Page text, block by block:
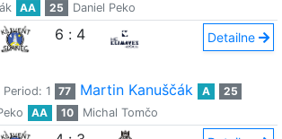
AA 25 Daniel Peko
6 : 4 Detailne
Period: 1 77 Martin Kanuščák A
25
AA 10 Michal Tomčo